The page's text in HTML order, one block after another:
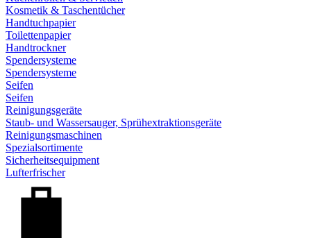
Kosmetik & Taschentücher
Handtuchpapier
Toilettenpapier
Handtrockner
Spendersysteme
Spendersysteme
Seifen
Seifen
Reinigungsgeräte
Staub- und Wassersauger, Sprühextraktionsgeräte
Reinigungsmaschinen
Spezialsortimente
Sicherheitsequipment
Lufterfrischer